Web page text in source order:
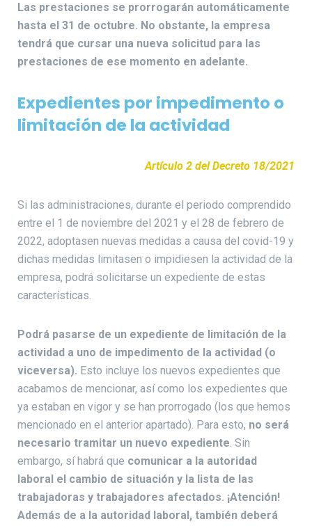
Las prestaciones se prorrogarán automáticamente
hasta el 31 de octubre. No obstante, la empresa
tendrá que cursar una nueva solicitud para las
prestaciones de ese momento en adelante.
Expedientes por impedimento o
limitación de la actividad
Artículo 2 del Decreto 18/2021
Si las administraciones, durante el periodo comprendido
entre el 1 de noviembre del 2021 y el 28 de febrero de
2022, adoptasen nuevas medidas a causa del covid-19 y
dichas medidas limitasen o impidiesen la actividad de la
empresa, podrá solicitarse un expediente de estas
características.
Podrá pasarse de un expediente de limitación de la
actividad a uno de impedimento de la actividad (o
viceversa). Esto incluye los nuevos expedientes que
acabamos de mencionar, así como los expedientes que
ya estaban en vigor y se han prorrogado (los que hemos
mencionado en el anterior apartado). Para esto, no será
necesario tramitar un nuevo expediente. Sin
embargo, sí habrá que comunicar a la autoridad
laboral el cambio de situación y la lista de las
trabajadoras y trabajadores afectados. ¡Atención!
Además de a la autoridad laboral, también deberá